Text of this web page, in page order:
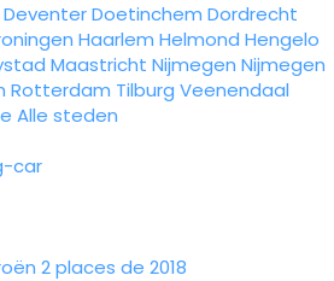
DeventerDoetinchem Dordrecht
Haarlem Helmond Hengelo
Maastricht Nijmegen Nijmegen
Rotterdam Tilburg Veenendaal
Alle steden
car
2 places de 2018